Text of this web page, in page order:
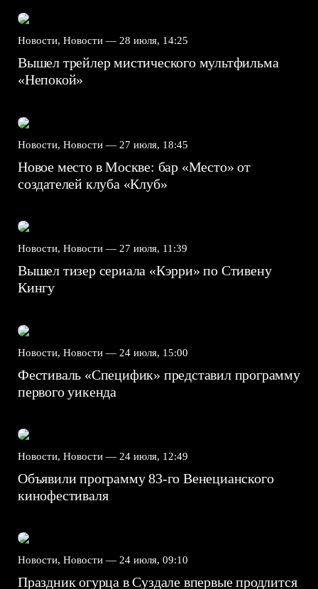
Новости, Новости — 28 июля, 14:25
Вышел трейлер мистического мультфильма
«Непокой»
Новости, Новости — 27 июля, 18:45
Новое место в Москве: бар «Место» от
создателей клуба «Клуб»
Новости, Новости — 27 июля, 11:39
Вышел тизер сериала «Кэрри» по Стивену
Кингу
Новости, Новости — 24 июля, 15:00
Фестиваль «Специфик» представил программу
первого уикенда
Новости, Новости — 24 июля, 12:49
Объявили программу 83-го Венецианского
кинофестиваля
Новости, Новости — 24 июля, 09:10
Праздник огурца в Суздале впервые продлится